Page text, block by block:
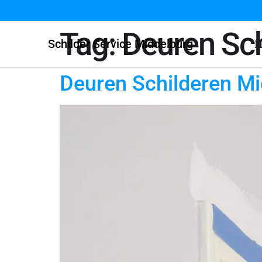
Schilder Service Middelburg
Tag:Deuren
Deuren Schilderen